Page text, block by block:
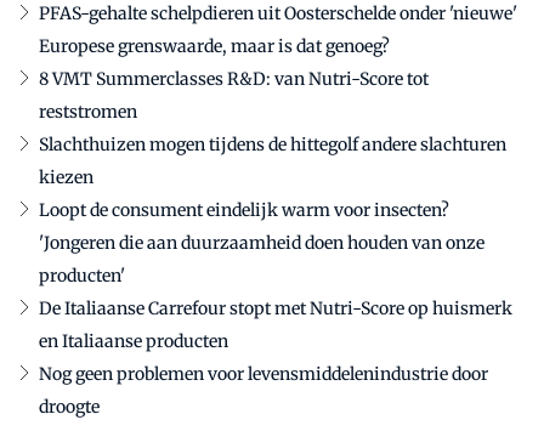
PFAS-gehalte schelpdieren uit Oosterschelde onder 'nieuwe'
Europese grenswaarde, maar is dat genoeg?
8 VMT Summerclasses R&D: van Nutri-Score tot
reststromen
Slachthuizen mogen tijdens de hittegolf andere slachturen
kiezen
Loopt de consument eindelijk warm voor insecten?
'Jongeren die aan duurzaamheid doen houden van onze
producten'
De Italiaanse Carrefour stopt met Nutri-Score op huismerk
en Italiaanse producten
Nog geen problemen voor levensmiddelenindustrie door
droogte